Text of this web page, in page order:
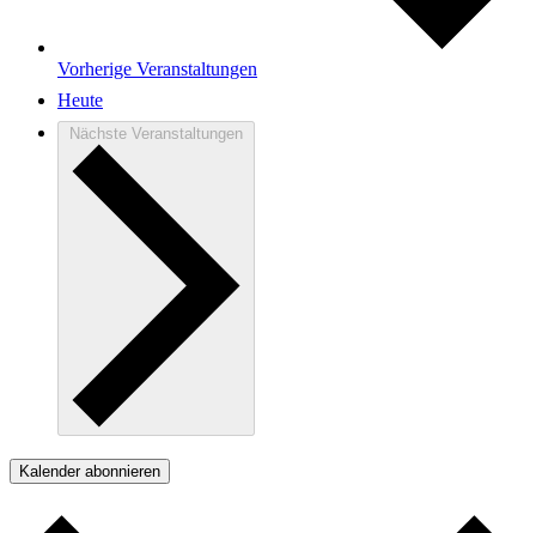
Vorherige Veranstaltungen
Heute
Nächste Veranstaltungen
Kalender abonnieren